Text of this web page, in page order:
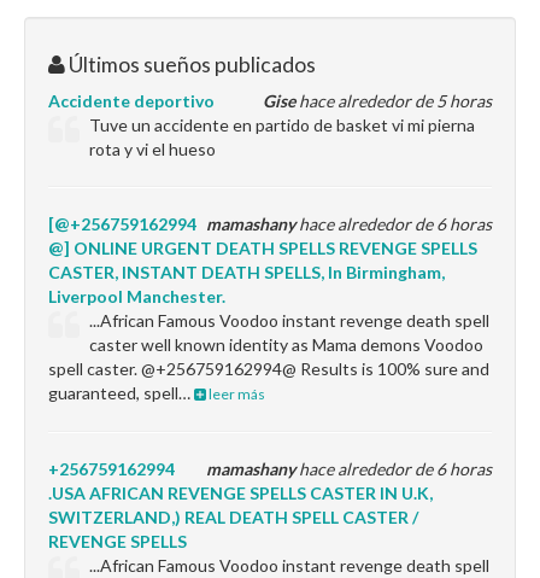
Últimos sueños publicados
Gisehace alrededor de 5 horas
Accidente deportivo
Tuve un accidente en partido de basket vi mi pierna
rota y vi el hueso
mamashanyhace alrededor de 6 horas
[@+256759162994
@] ONLINE URGENT DEATH SPELLS REVENGE SPELLS
CASTER, INSTANT DEATH SPELLS, In Birmingham,
Liverpool Manchester.
...African Famous Voodoo instant revenge death spell
caster well known identity as Mama demons Voodoo
spell caster. @+256759162994@ Results is 100% sure and
guaranteed, spell…
leer más
mamashanyhace alrededor de 6 horas
+256759162994
.USA AFRICAN REVENGE SPELLS CASTER IN U.K,
SWITZERLAND,) REAL DEATH SPELL CASTER /
REVENGE SPELLS
...African Famous Voodoo instant revenge death spell